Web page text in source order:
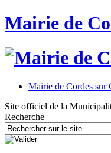
Mairie de
Mairie de Cordes sur
Site officiel de la
Recherche